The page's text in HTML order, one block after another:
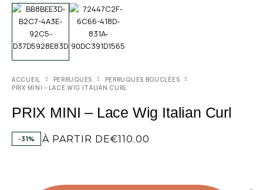
ACCUEIL PERRUQUES
PERRUQUES BOUCLÉES
PRIX MINI – LACE WIG ITALIAN CURL
PRIX MINI – Lace Wig Italian Curl
-31% À PARTIR DE€110.00